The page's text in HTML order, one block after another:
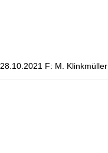
28.10.2021 F: M. Klinkmüller